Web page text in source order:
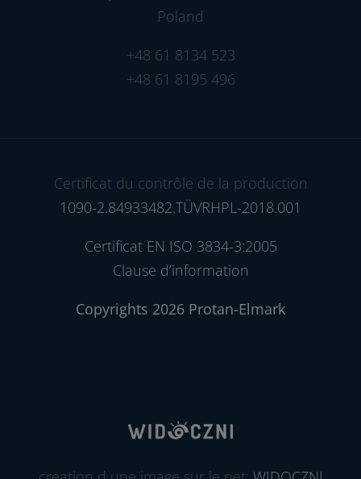
Poland
+48 61 8134 523
+48 61 8195 496
Certificat du contrôle de la production
1090-2.84933482.TÜVRHPL-2018.001
Certificat EN ISO 3834-3:2005
Clause d’information
Copyrights 2026 Protan-Elmark